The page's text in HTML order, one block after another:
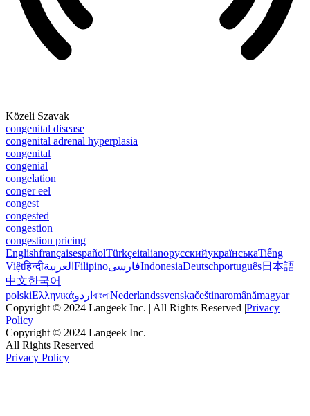
Közeli Szavak
congenital disease
congenital adrenal hyperplasia
congenital
congenial
congelation
conger eel
congest
congested
congestion
congestion pricing
EnglishfrançaisespañolTürkçeitalianoрусскийукраїнськаTiếng
Việtहिन्दीالعربية FilipinoفارسیIndonesiaDeutschportuguês日本語
中文한국어
polskiΕλληνικάاردو বাংলাNederlandssvenskačeštinaromânămagyar
Copyright © 2024 Langeek Inc. | All Rights Reserved |Privacy
Policy
Copyright © 2024 Langeek Inc.
All Rights Reserved
Privacy Policy